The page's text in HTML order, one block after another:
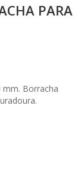
PARA
mm. Borracha